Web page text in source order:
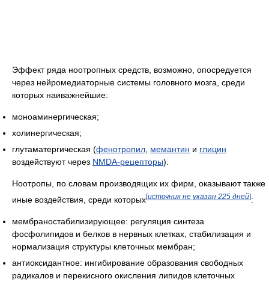
Эффект ряда ноотропных средств, возможно, опосредуется
через нейромедиаторные системы головного мозга, среди
которых наиважнейшие:
моноаминергическая;
холинергическая;
глутаматергическая (фенотропил, мемантин и глицин
воздействуют через NMDA-рецепторы).
Ноотропы, по словам производящих их фирм, оказывают также
иные воздействия, среди которых[источник не указан 225 дней]:
мембраностабилизирующее: регуляция синтеза
фосфолипидов и белков в нервных клетках, стабилизация и
нормализация структуры клеточных мембран;
антиоксидантное: ингибирование образования свободных
радикалов и перекисного окисления липидов клеточных